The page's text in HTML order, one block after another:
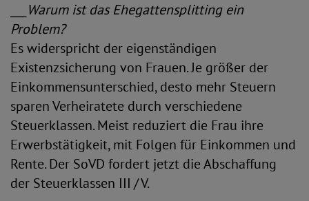
___Warum ist das Ehegattensplitting ein
Problem?
Es widerspricht der eigenständigen
Existenzsicherung von Frauen. Je größer der
Einkommensunterschied, desto mehr Steuern
sparen Verheiratete durch verschiedene
Steuerklassen. Meist reduziert die Frau ihre
Erwerbstätigkeit, mit Folgen für Einkommen und
Rente. Der SoVD fordert jetzt die Abschaffung
der Steuerklassen III / V.